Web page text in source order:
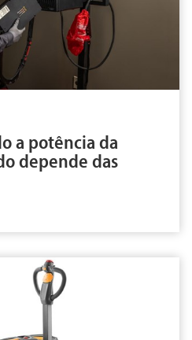
a potência da
depende das